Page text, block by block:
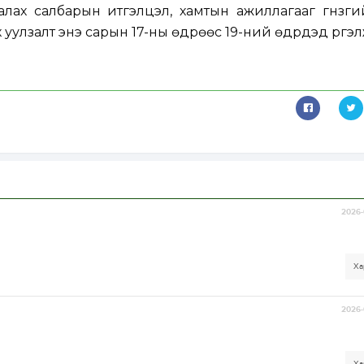
салбарын итгэлцэл, хамтын ажиллагааг
уулзалт энэ сарын 17-ны өдрөөс 19-ний өдрүүдэд